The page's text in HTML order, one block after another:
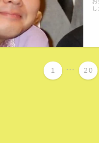
1 ... 20